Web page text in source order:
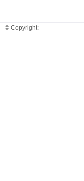
© Copyright: